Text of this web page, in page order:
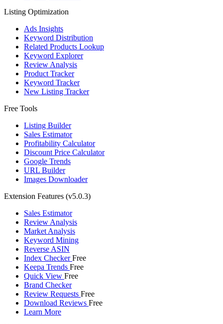
Listing Optimization
Ads Insights
Keyword Distribution
Related Products Lookup
Keyword Explorer
Review Analysis
Product Tracker
Keyword Tracker
New Listing Tracker
Free Tools
Listing Builder
Sales Estimator
Profitability Calculator
Discount Price Calculator
Google Trends
URL Builder
Images Downloader
Extension Features (v5.0.3)
Sales Estimator
Review Analysis
Market Analysis
Keyword Mining
Reverse ASIN
Index CheckerFree
Keepa Trends Free
Quick View Free
Brand Checker
Review Requests Free
Download Reviews Free
Learn More